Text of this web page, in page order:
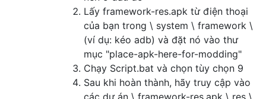
Lấy framework-res.apk từ điện thoại
của bạn trong \ system \ framework \
(ví dụ: kéo adb) và đặt nó vào thư
mục "place-apk-here-for-modding"
Chạy Script.bat và chọn tùy chọn 9
Sau khi hoàn thành, hãy truy cập vào
các dự án \ framework-res.apk \ res \